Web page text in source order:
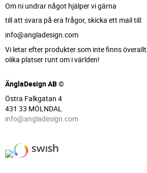
Om ni undrar något hjälper vi gärna
till att svara på era frågor, skicka ett mail till:
info@angladesign.com
Vi letar efter produkter som inte finns
olika platser runt om i världen!
ÄnglaDesign AB ©
Östra Falkgatan 4
431 33 MÖLNDAL
info@angladesign.com